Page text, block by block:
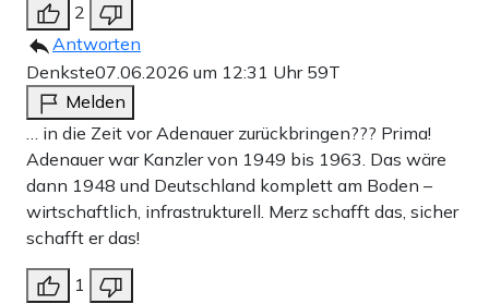
2
Antworten
Denkste07.06.2026 um 12:31 Uhr 59T
Melden
… in die Zeit vor Adenauer zurückbringen??? Prima!
Adenauer war Kanzler von 1949 bis 1963. Das wäre
dann 1948 und Deutschland komplett am Boden –
wirtschaftlich, infrastrukturell. Merz schafft das, sicher
schafft er das!
1